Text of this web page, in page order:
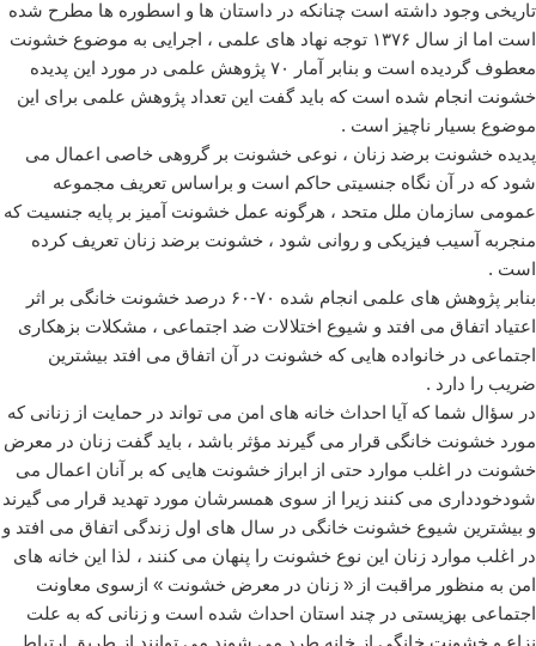
تاریخی وجود داشته است چنانکه در داستان ها و اسطوره ها مطرح شده
است اما از سال ۱۳۷۶ توجه نهاد های علمی ، اجرایی به موضوع خشونت
معطوف گردیده است و بنابر آمار ۷۰ پژوهش علمی در مورد این پدیده
خشونت انجام شده است که باید گفت این تعداد پژوهش علمی برای این
موضوع بسیار ناچیز است .
پدیده خشونت برضد زنان ، نوعی خشونت بر گروهی خاصی اعمال می
شود که در آن نگاه جنسیتی حاکم است و براساس تعریف مجموعه
عمومی سازمان ملل متحد ، هرگونه عمل خشونت آمیز بر پایه جنسیت که
منجربه آسیب فیزیکی و روانی شود ، خشونت برضد زنان تعریف کرده
است .
بنابر پژوهش های علمی انجام شده ۷۰-۶۰ درصد خشونت خانگی بر اثر
اعتیاد اتفاق می افتد و شیوع اختلالات ضد اجتماعی ، مشکلات بزهکاری
اجتماعی در خانواده هایی که خشونت در آن اتفاق می افتد بیشترین
ضریب را دارد .
در سؤال شما که آیا احداث خانه های امن می تواند در حمایت از زنانی که
مورد خشونت خانگی قرار می گیرند مؤثر باشد ، باید گفت زنان در معرض
خشونت در اغلب موارد حتی از ابراز خشونت هایی که بر آنان اعمال می
شودخودداری می کنند زیرا از سوی همسرشان مورد تهدید قرار می گیرند
و بیشترین شیوع خشونت خانگی در سال های اول زندگی اتفاق می افتد و
در اغلب موارد زنان این نوع خشونت را پنهان می کنند ، لذا این خانه های
امن به منظور مراقبت از « زنان در معرض خشونت » ازسوی معاونت
اجتماعی بهزیستی در چند استان احداث شده است و زنانی که به علت
نزاع و خشونت خانگی از خانه طرد می شوند می توانند از طریق ارتباط